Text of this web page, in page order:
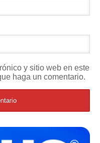
y sitio web en este
haga un comentario.